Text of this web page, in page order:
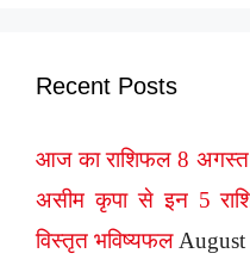
Recent Posts
आज का राशिफल 8 अगस्त
असीम कृपा से इन 5
विस्तृत भविष्यफल